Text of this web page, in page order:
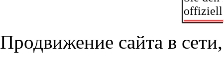
Продвижение сайта в